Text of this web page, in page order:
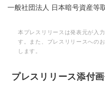
一般社団法人 日本暗号資産等
本プレスリリースは発表元が入
す。また、プレスリリースへの
します。
プレスリリース添付